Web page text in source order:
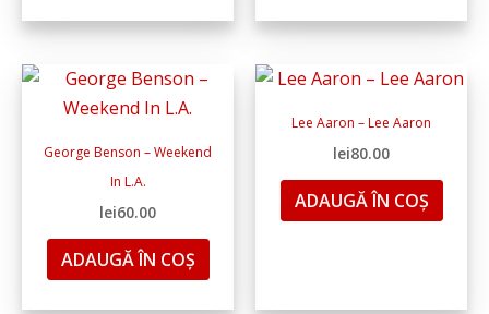
George Benson – Weekend
In L.A.
lei60.00
ADAUGĂ ÎN COȘ
Lee Aaron – Lee Aaron
lei80.00
ADAUGĂ ÎN COȘ